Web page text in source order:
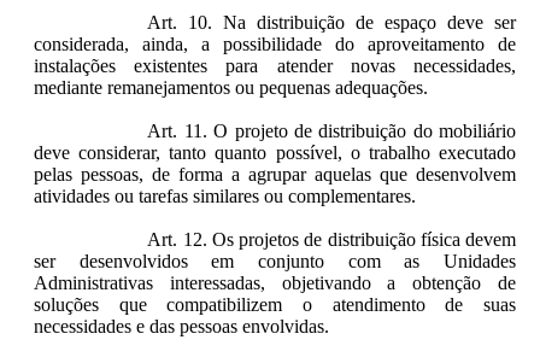
Art. 10. Na distribuição de espaço deve ser
considerada, ainda, a possibilidade do aproveitamento de
instalações existentes para atender novas necessidades,
mediante remanejamentos ou pequenas adequações.
Art. 11. O projeto de distribuição do mobiliário
deve considerar, tanto quanto possível, o trabalho executado
pelas pessoas, de forma a agrupar aquelas que desenvolvem
atividades ou tarefas similares ou complementares.
Art. 12. Os projetos de distribuição física devem
ser desenvolvidos em conjunto com as Unidades
Administrativas interessadas, objetivando a obtenção de
soluções que compatibilizem o atendimento de suas
necessidades e das pessoas envolvidas.